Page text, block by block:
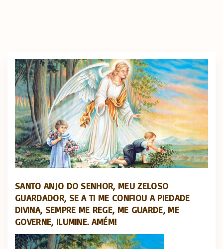
SANTO ANJO DO SENHOR, MEU ZELOSO
GUARDADOR, SE A TI ME CONFIOU A PIEDADE
DIVINA, SEMPRE ME REGE, ME GUARDE, ME
GOVERNE, ILUMINE. AMÉM!